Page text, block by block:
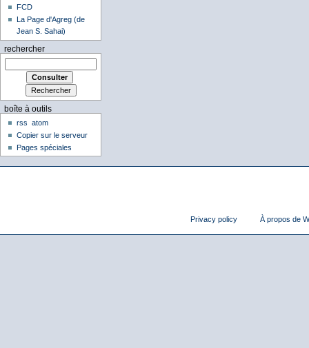
FCD
La Page d'Agreg (de
Jean S. Sahai)
rechercher
boîte à outils
rss
atom
Copier sur le serveur
Pages spéciales
Privacy policy À propos de